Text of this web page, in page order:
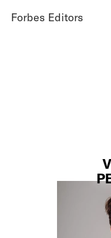
Forbes Editors